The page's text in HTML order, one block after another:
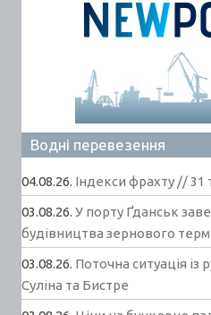
Водні перевезення
04.08.26. Індекси фрахту //
03.08.26. У порту Ґданськ
будівництва зернового
03.08.26. Поточна ситуація із
Суліна та Бистре